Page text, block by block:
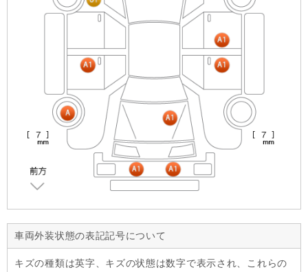
車両外装状態の表記記号について
キズの種類は英字、キズの状態は数字で表示され、これらの